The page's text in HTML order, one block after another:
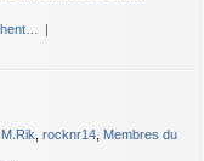
M.Rik rocknr14 Membres du